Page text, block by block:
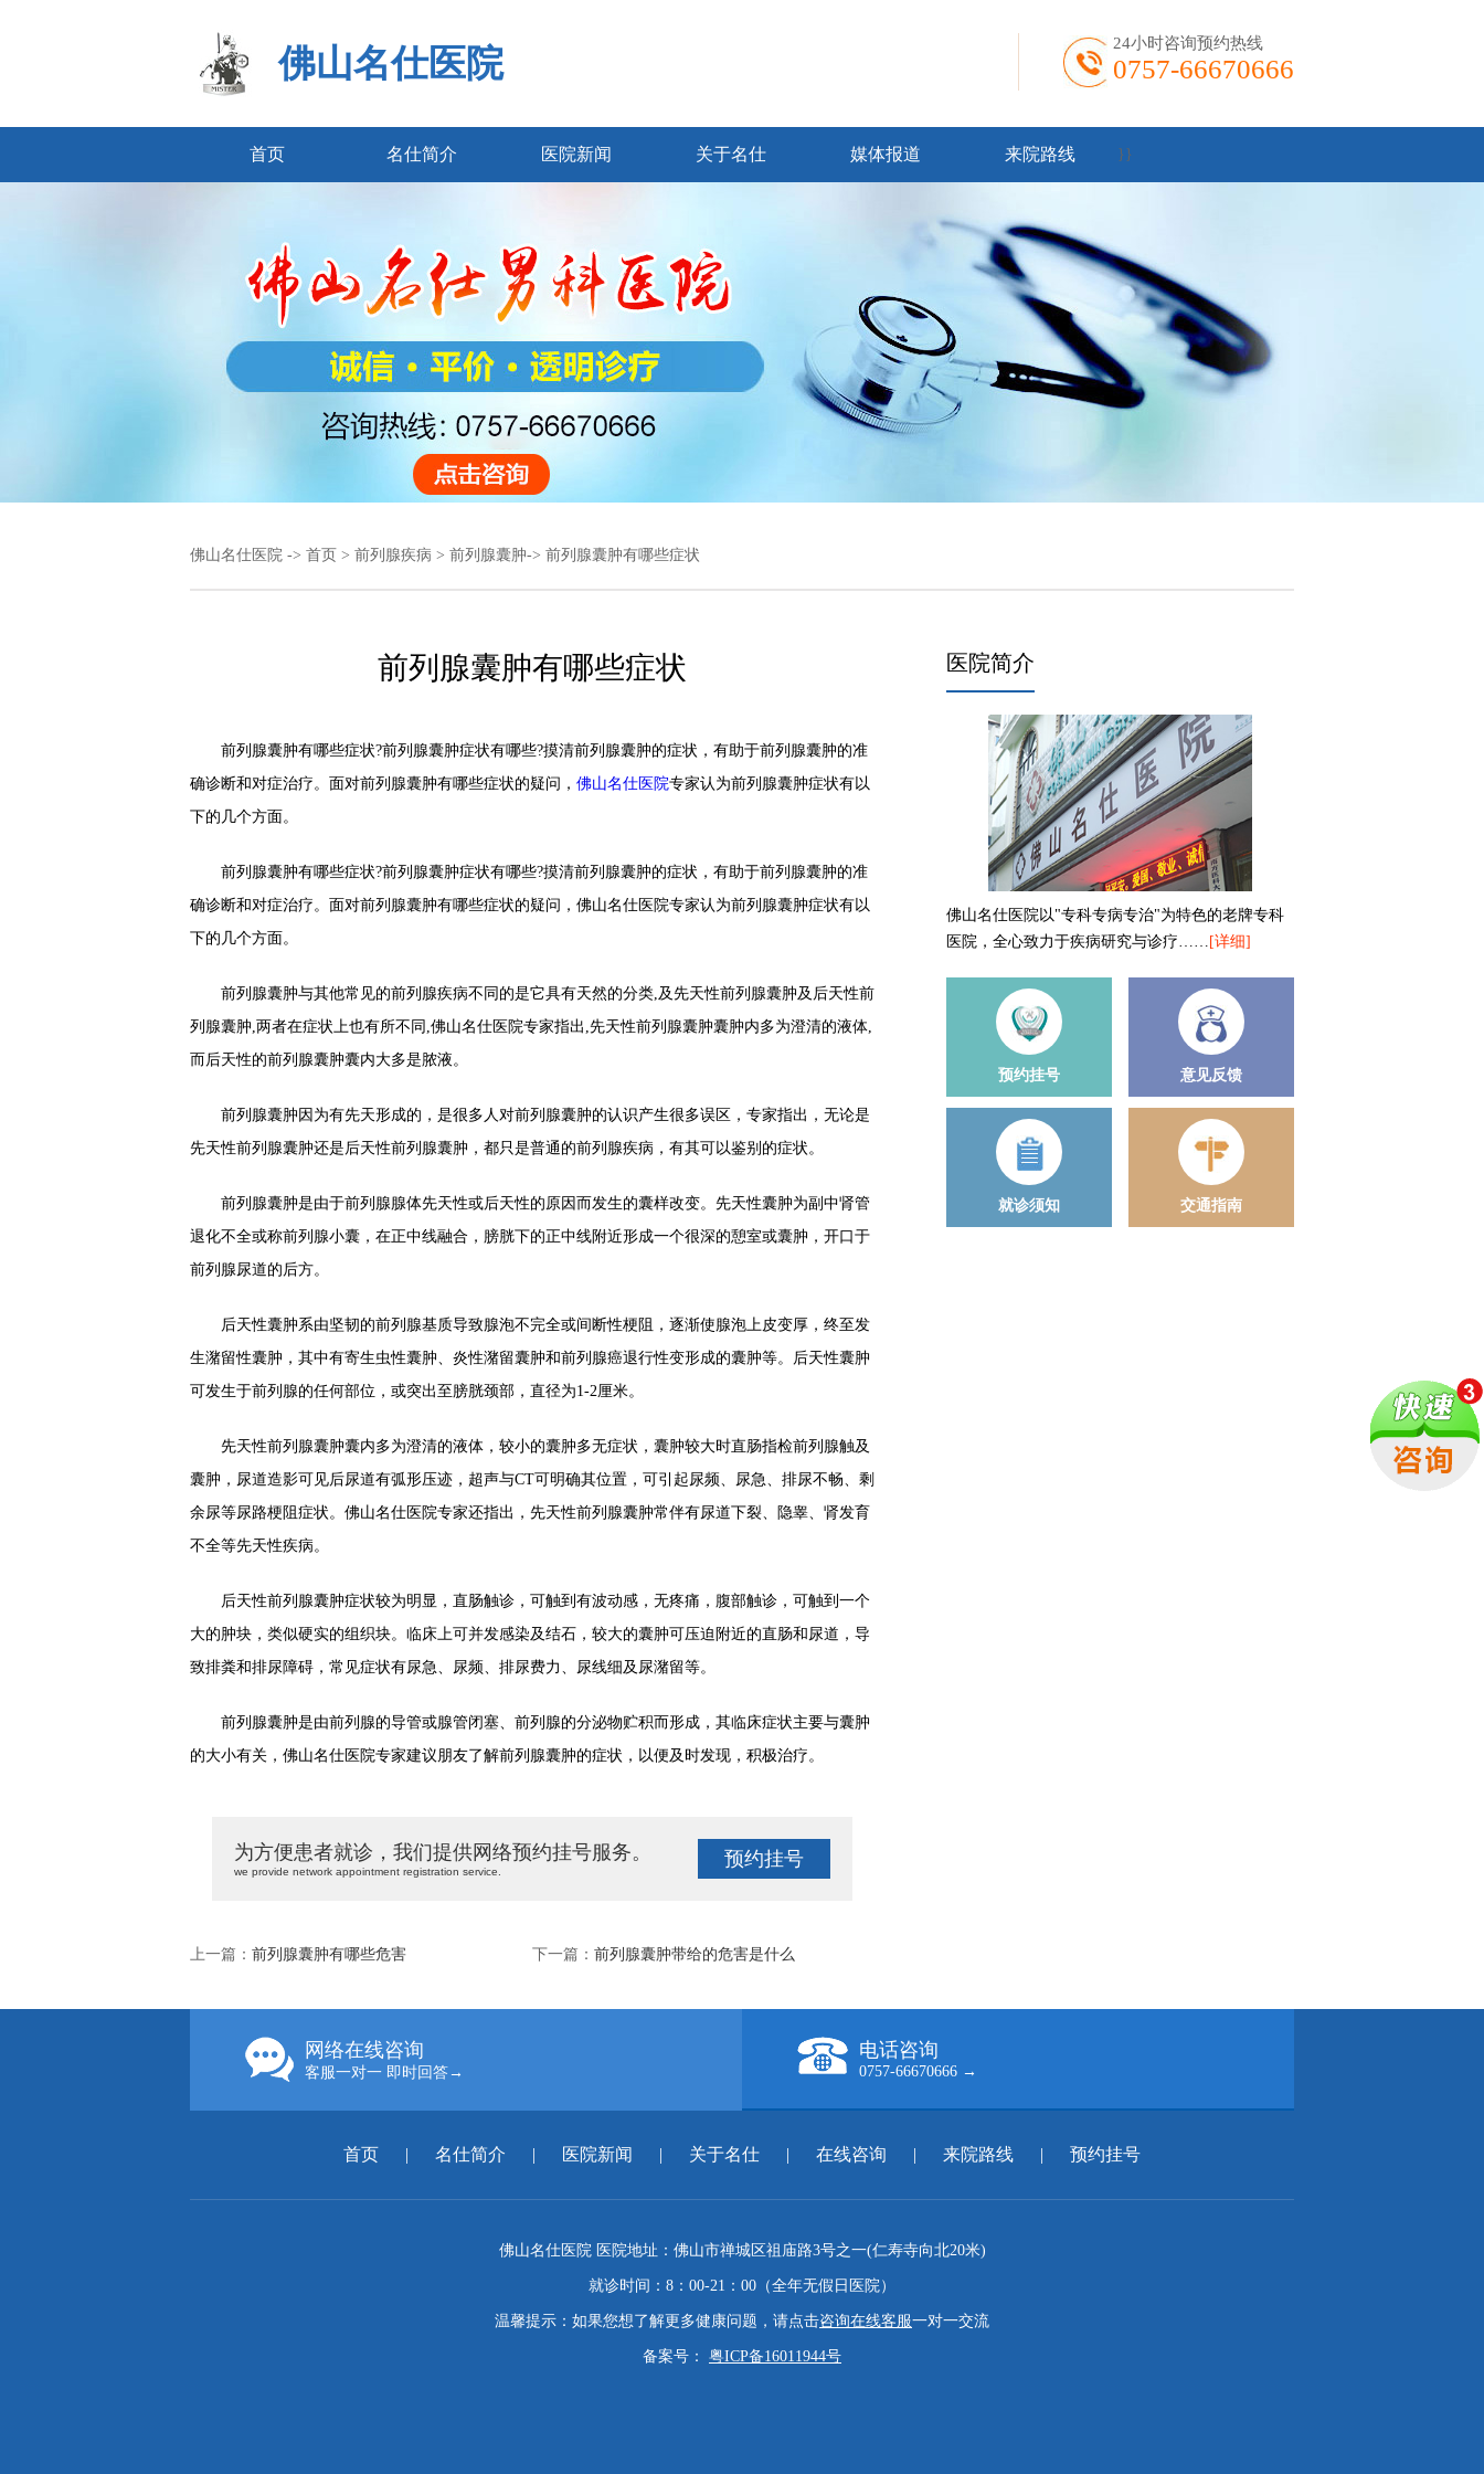
佛山名仕医院 24小时咨询预约热线
0757-66670666
首页 名仕简介 医院新闻 关于名仕 } }
媒体报道 来院路线
佛山名仕医院 -> 首页 > 前列腺疾病 > 前列腺囊肿-> 前列腺囊肿有哪些症状
前列腺囊肿有哪些症状
前列腺囊肿有哪些症状?前列腺囊肿症状有哪些?摸清前列腺囊肿的症状，有助于前列腺囊肿的准
确诊断和对症治疗。面对前列腺囊肿有哪些症状的疑问， 佛山名仕医院专家认为前列腺囊肿症状有以
下的几个方面。
前列腺囊肿有哪些症状?前列腺囊肿症状有哪些?摸清前列腺囊肿的症状，有助于前列腺囊肿的准
确诊断和对症治疗。面对前列腺囊肿有哪些症状的疑问，佛山名仕医院专家认为前列腺囊肿症状有以
下的几个方面。
前列腺囊肿与其他常见的前列腺疾病不同的是它具有天然的分类,及先天性前列腺囊肿及后天性前
列腺囊肿,两者在症状上也有所不同,佛山名仕医院专家指出,先天性前列腺囊肿囊肿内多为澄清的液体,
而后天性的前列腺囊肿囊内大多是脓液。
前列腺囊肿因为有先天形成的，是很多人对前列腺囊肿的认识产生很多误区，专家指出，无论是
先天性前列腺囊肿还是后天性前列腺囊肿，都只是普通的前列腺疾病，有其可以鉴别的症状。
前列腺囊肿是由于前列腺腺体先天性或后天性的原因而发生的囊样改变。先天性囊肿为副中肾管
退化不全或称前列腺小囊，在正中线融合，膀胱下的正中线附近形成一个很深的憩室或囊肿，开口于
前列腺尿道的后方。
后天性囊肿系由坚韧的前列腺基质导致腺泡不完全或间断性梗阻，逐渐使腺泡上皮变厚，终至发
生潴留性囊肿，其中有寄生虫性囊肿、炎性潴留囊肿和前列腺癌退行性变形成的囊肿等。后天性囊肿
可发生于前列腺的任何部位，或突出至膀胱颈部，直径为1-2厘米。
先天性前列腺囊肿囊内多为澄清的液体，较小的囊肿多无症状，囊肿较大时直肠指检前列腺触及
囊肿，尿道造影可见后尿道有弧形压迹，超声与CT可明确其位置，可引起尿频、尿急、排尿不畅、剩
余尿等尿路梗阻症状。佛山名仕医院专家还指出，先天性前列腺囊肿常伴有尿道下裂、隐睾、肾发育
不全等先天性疾病。
后天性前列腺囊肿症状较为明显，直肠触诊，可触到有波动感，无疼痛，腹部触诊，可触到一个
大的肿块，类似硬实的组织块。临床上可并发感染及结石，较大的囊肿可压迫附近的直肠和尿道，导
致排粪和排尿障碍，常见症状有尿急、尿频、排尿费力、尿线细及尿潴留等。
前列腺囊肿是由前列腺的导管或腺管闭塞、前列腺的分泌物贮积而形成，其临床症状主要与囊肿
的大小有关，佛山名仕医院专家建议朋友了解前列腺囊肿的症状，以便及时发现，积极治疗。
为方便患者就诊，我们提供网络预约挂号服务。
we provide network appointment registration service.
预约挂号
上一篇： 前列腺囊肿有哪些危害 下一篇： 前列腺囊肿带给的危害是什么
医院简介
佛山名仕医院以"专科专病专治"为特色的老牌专科
医院，全心致力于疾病研究与诊疗…… [详细]
预约挂号 意见反馈
就诊须知 交通指南
网络在线咨询
客服一对一 即时回答→
电话咨询
0757-66670666 →
首页 | 名仕简介 | 医院新闻 | 关于名仕 | 在线咨询 | 来院路线 | 预约挂号
佛山名仕医院 医院地址：佛山市禅城区祖庙路3号之一(仁寿寺向北20米)
就诊时间：8：00-21：00（全年无假日医院）
温馨提示：如果您想了解更多健康问题，请点击咨询在线客服一对一交流
备案号： 粤ICP备16011944号